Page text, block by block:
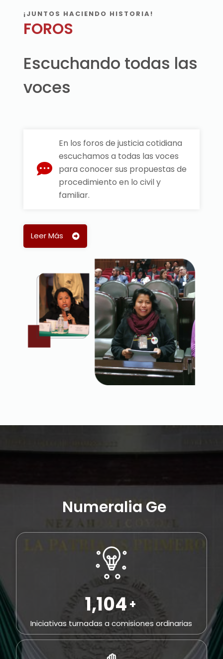
¡JUNTOS HACIENDO HISTORIA!
FOROS
Escuchando todas las
voces
En los foros de justicia cotidiana
escuchamos a todas las voces
para conocer sus propuestas de
procedimiento en lo civil y
familiar.
Leer Más
Numeralia General
2,296+
Iniciativas turnadas a comisiones ordinarias